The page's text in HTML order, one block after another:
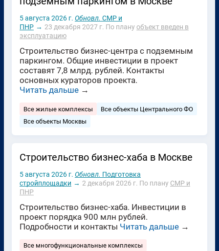
5 августа 2026 г. Обновл. СМР и
ПНР → 23 декабря 2027 г. По плануобъект введен в
эксплуатацию
Строительство бизнес-центра с подземным
паркингом. Общие инвестиции в проект
составят 7,8 млрд. рублей. Контакты
основных кураторов проекта.
Читать дальше →
Все жилые комплексы
Все объекты Центрального ФО
Все объекты Москвы
Строительство бизнес-хаба в Москве
5 августа 2026 г. Обновл. Подготовка
стройплощадки → 2 декабря 2026 г. По плану СМР и
ПНР
Строительство бизнес-хаба. Инвестиции в
проект порядка 900 млн рублей.
Подробности и контакты Читать дальше →
Все многофункциональные комплексы